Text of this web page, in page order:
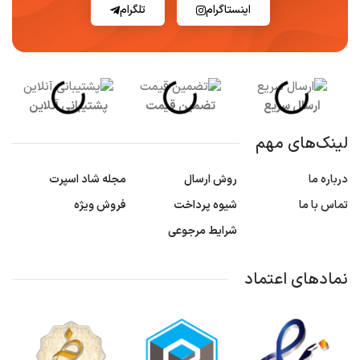
اینستاگرام تلگرام
ارسال سریع تضمین قیمت پشتیبانی آنلاین
لینک‌های مهم
درباره ما
تماس با ما
روش ارسال
شیوه پرداخت
شرایط مرجوعی
مجله شاد اسپرت
فروش ویژه
نمادهای اعتماد